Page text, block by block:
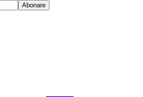
Abonare